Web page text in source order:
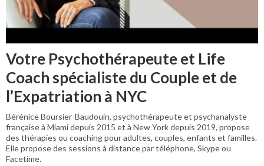
Votre Psychothérapeute et Life
Coach spécialiste du Couple et de
l’Expatriation à NYC
Bérénice Boursier-Baudouin, psychothérapeute et psychanalyste
française à Miami depuis 2015 et à New York depuis 2019, propose
des thérapies ou coaching pour adultes, couples, enfants et familles.
Elle propose des sessions à distance par téléphone, Skype ou
Facetime.